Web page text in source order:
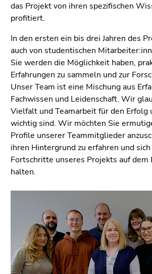
den
(Zugriffstaste
5)
Zu
den
Seiteneinstellungen
(Benutzer/Sprache)
(Zugriffstaste
8)
Zur
Suche
(Zugriffstaste
9)
das Projekt von ihren spezifischen
profitiert.
In den ersten ein bis drei Jahren des
auch von studentischen
Sie werden die Möglichkeit haben,
Erfahrungen zu sammeln und zur
Unser Team ist eine Mischung aus
Fachwissen und Leidenschaft. Wir
Vielfalt und Teamarbeit für den Erfolg
wichtig sind. Wir möchten Sie
Profile unserer Teammitglieder
ihren Hintergrund zu erfahren und
Fortschritte unseres Projekts auf dem
halten.